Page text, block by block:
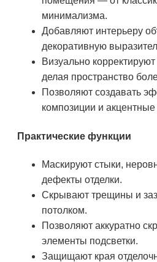
минимализма.
Добавляют интерьеру
декоративную
Визуально
делая пространство
Позволяют создавать
композиции и
Практические функции
Маскируют стыки,
дефекты отделки.
Скрывают трещины и
потолком.
Позволяют аккуратно
элементы подсветки.
Защищают края